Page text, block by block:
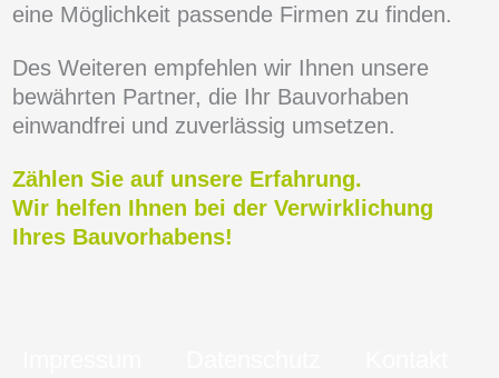
eine Möglichkeit passende Firmen zu finden.
Des Weiteren empfehlen wir Ihnen unsere
bewährten Partner, die Ihr Bauvorhaben
einwandfrei und zuverlässig umsetzen.
Zählen Sie auf unsere Erfahrung.
Wir helfen Ihnen bei der Verwirklichung
Ihres Bauvorhabens!